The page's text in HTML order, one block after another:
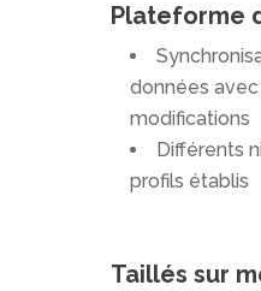
Plateforme
données
modifications
Différents
profils établis
Taillés sur